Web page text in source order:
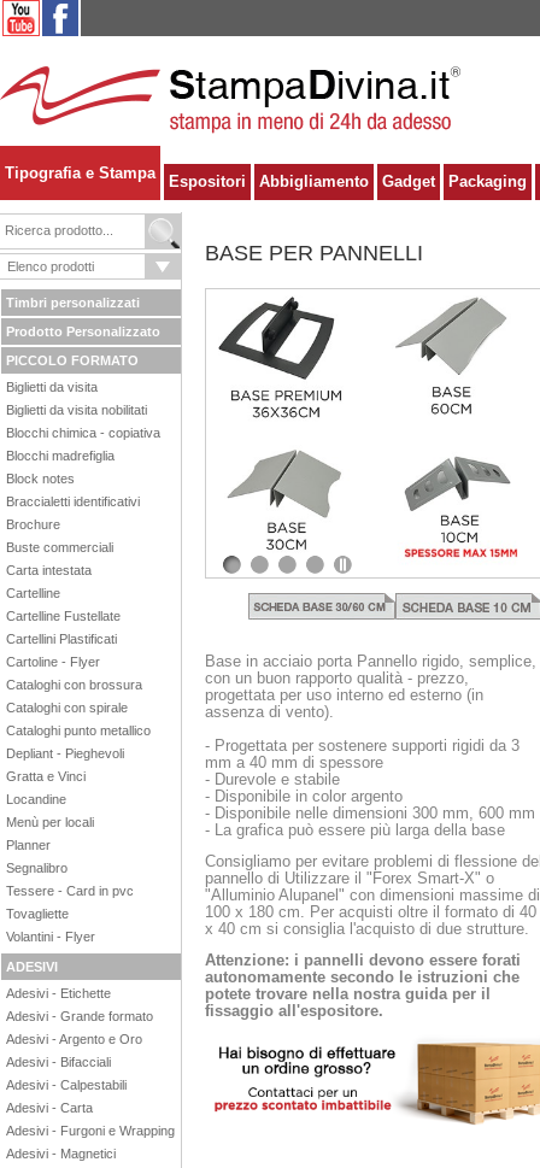
Tipografia e Stampa Espositori Abbigliamento Gadget Packaging
Timbri personalizzati
Prodotto Personalizzato
PICCOLO FORMATO
Biglietti da visita
Biglietti da visita nobilitati
Blocchi chimica - copiativa
Blocchi madrefiglia
Block notes
Braccialetti identificativi
Brochure
Buste commerciali
Carta intestata
Cartelline
Cartelline Fustellate
Cartellini Plastificati
Cartoline - Flyer
Cataloghi con brossura
Cataloghi con spirale
Cataloghi punto metallico
Depliant - Pieghevoli
Gratta e Vinci
Locandine
Menù per locali
Planner
Segnalibro
Tessere - Card in pvc
Tovagliette
Volantini - Flyer
ADESIVI
Adesivi - Etichette
Adesivi - Grande formato
Adesivi - Argento e Oro
Adesivi - Bifacciali
Adesivi - Calpestabili
Adesivi - Carta
Adesivi - Furgoni e Wrapping
Adesivi - Magnetici
BASE PER PANNELLI
Base in acciaio porta Pannello rigido, semplice,
con un buon rapporto qualità - prezzo,
progettata per uso interno ed esterno (in
assenza di vento).
- Progettata per sostenere supporti rigidi da 3
mm a 40 mm di spessore
- Durevole e stabile
- Disponibile in color argento
- Disponibile nelle dimensioni 300 mm, 600 mm
- La grafica può essere più larga della base
Consigliamo per evitare problemi di flessione
pannello di Utilizzare il "Forex Smart-X" o
"Alluminio Alupanel" con dimensioni massime di
100 x 180 cm. Per acquisti oltre il formato di 40
x 40 cm si consiglia l'acquisto di due strutture.
Attenzione: i pannelli devono essere forati
autonomamente secondo le istruzioni che
potete trovare nella nostra guida per il
fissaggio all'espositore.